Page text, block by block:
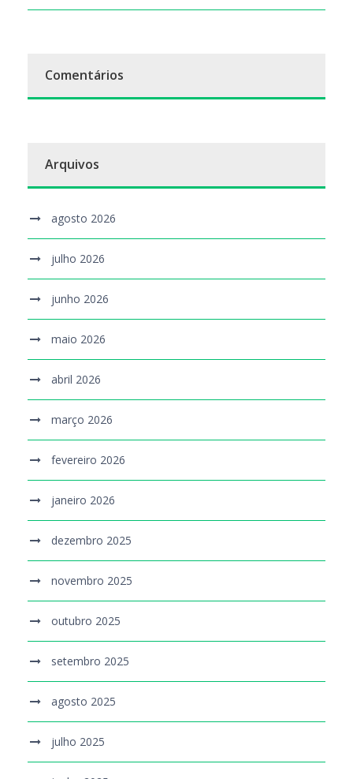
Comentários
Arquivos
agosto 2026
julho 2026
junho 2026
maio 2026
abril 2026
março 2026
fevereiro 2026
janeiro 2026
dezembro 2025
novembro 2025
outubro 2025
setembro 2025
agosto 2025
julho 2025